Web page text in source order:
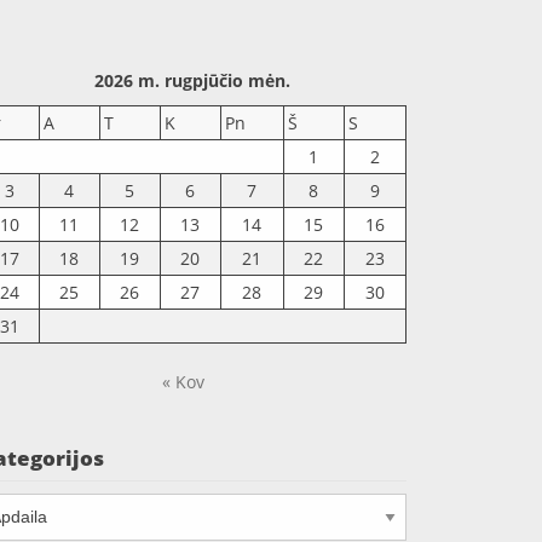
2026 m. rugpjūčio mėn.
A T K Pn Š
S
1
2
3
4 5 6 7 8
9
10
11 12 13 14 15
16
17
18 19 20 21 22
23
24
25 26 27 28 29
30
31
« Kov